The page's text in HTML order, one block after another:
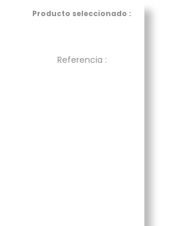
Producto seleccionado :
Referencia :